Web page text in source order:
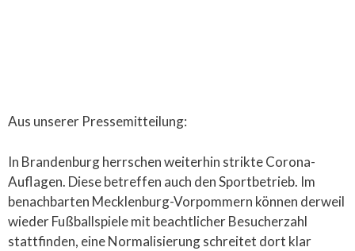
Aus unserer Pressemitteilung:
In Brandenburg herrschen weiterhin strikte Corona-
Auflagen. Diese betreffen auch den Sportbetrieb. Im
benachbarten Mecklenburg-Vorpommern können derweil
wieder Fußballspiele mit beachtlicher Besucherzahl
stattfinden, eine Normalisierung schreitet dort klar